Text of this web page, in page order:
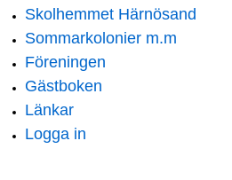
Skolhemmet Härnösand
Sommarkolonier m.m
Föreningen
Gästboken
Länkar
Logga in